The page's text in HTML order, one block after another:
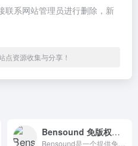
联系网站管理员进行删除，新
点资源收集与分享！
Bensound 免版权免费音乐下载网站